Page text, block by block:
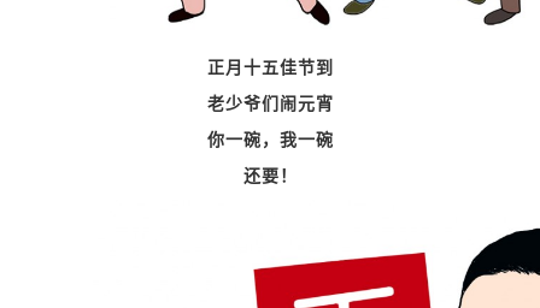
正月十五佳节到
老少爷们闹元宵
你一碗，我一碗
还要！